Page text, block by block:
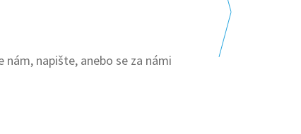
nám, napište, anebo se za námi